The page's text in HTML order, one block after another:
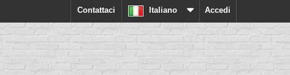
Accedi
Italiano
Contattaci